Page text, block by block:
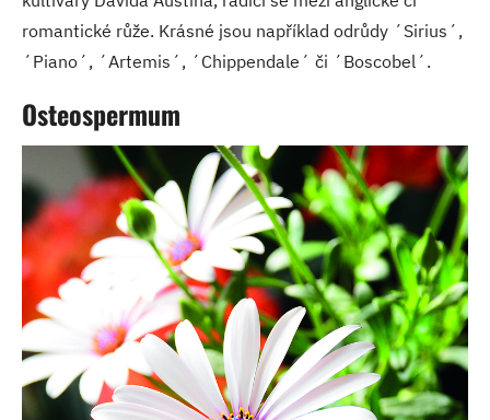
romantické růže. Krásné jsou například odrůdy ´Sirius´,
´Piano´, ´Artemis´, ´Chippendale´ či ´Boscobel´.
Osteospermum